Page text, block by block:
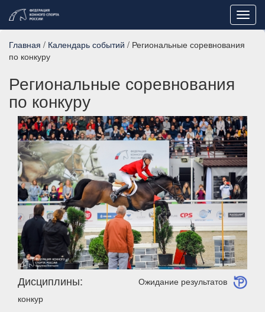
Главная / Календарь событий / Региональные соревнования
по конкуру
Региональные соревнования
по конкуру
Ожидание результатов
Дисциплины:
конкур